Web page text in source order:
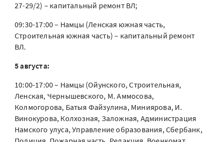
27-29/2) – капитальный ремонт ВЛ;
09:30-17:00 – Намцы (Ленская южная часть,
Строительная южная часть) – капитальный ремонт
ВЛ.
5 августа:
10:00-17:00 – Намцы (Ойунского, Строительная,
Ленская, Чернышевского, М. Аммосова,
Колмогорова, Батыя Файзулина, Миниярова, И.
Винокурова, Колхозная, Заложная, Администрация
Намского улуса, Управление образования, Сбербанк,